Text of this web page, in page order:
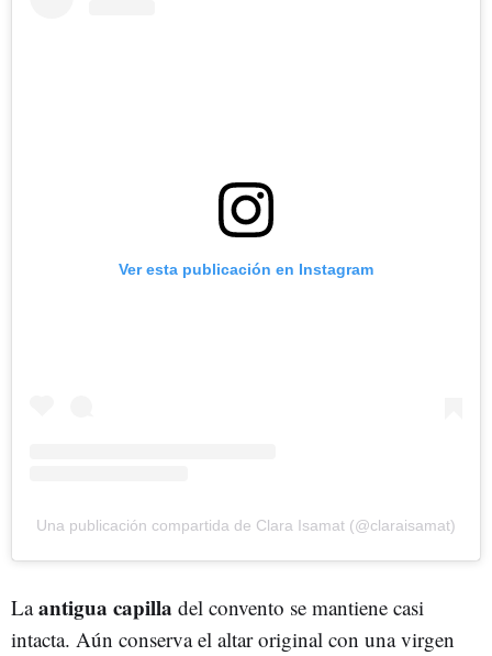
Ver esta publicación en Instagram
Una publicación compartida de Clara Isamat (@claraisamat)
Laantigua capilla del convento se mantiene casi
intacta. Aún conserva el altar original con una virgen